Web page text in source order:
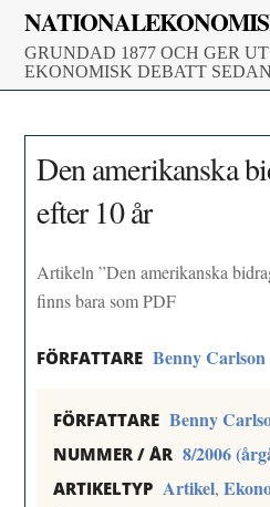
Skip
content
GRUNDAD 1877 OCH GER
EKONOMISK DEBATT
Den amerikanska
efter 10 år
Artikeln ”Den amerikanska
finns bara som PDF
FÖRFATTARE Benny Carlson
FÖRFATTARE Benny
NUMMER / ÅR 8/2006
ARTIKELTYP Artikel,